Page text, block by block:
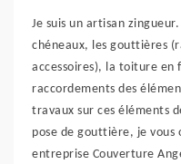
Je suis un artisan
chéneaux, les gouttières
accessoires), la toiture en
raccordements des
travaux sur ces éléments
pose de gouttière, je
entreprise Couverture